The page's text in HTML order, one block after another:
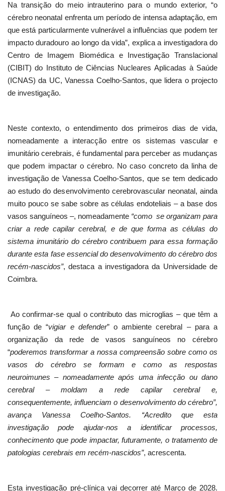
Na transição do meio intrauterino para o mundo exterior, “o
cérebro neonatal enfrenta um período de intensa adaptação, em
que está particularmente vulnerável a influências que podem ter
impacto duradouro ao longo da vida”, explica a investigadora do
Centro de Imagem Biomédica e Investigação Translacional
(CIBIT) do Instituto de Ciências Nucleares Aplicadas à Saúde
(ICNAS) da UC, Vanessa Coelho-Santos, que lidera o projecto
de investigação.
Neste contexto, o entendimento dos primeiros dias de vida,
nomeadamente a interacção entre os sistemas vascular e
imunitário cerebrais, é fundamental para perceber as mudanças
que podem impactar o cérebro. No caso concreto da linha de
investigação de Vanessa Coelho-Santos, que se tem dedicado
ao estudo do desenvolvimento cerebrovascular neonatal, ainda
muito pouco se sabe sobre as células endoteliais – a base dos
vasos sanguíneos –, nomeadamente “como se organizam para
criar a rede capilar cerebral, e de que forma as células do
sistema imunitário do cérebro contribuem para essa formação
durante esta fase essencial do desenvolvimento do cérebro dos
recém-nascidos”, destaca a investigadora da Universidade de
Coimbra.
Ao confirmar-se qual o contributo das microglias – que têm a
função de “vigiar e defender” o ambiente cerebral – para a
organização da rede de vasos sanguíneos no cérebro
“poderemos transformar a nossa compreensão sobre como os
vasos do cérebro se formam e como as respostas
neuroimunes – nomeadamente após uma infecção ou dano
cerebral – moldam a rede capilar cerebral e,
consequentemente, influenciam o desenvolvimento do cérebro”,
avança Vanessa Coelho-Santos. “Acredito que esta
investigação pode ajudar-nos a identificar processos,
conhecimento que pode impactar, futuramente, o tratamento de
patologias cerebrais em recém-nascidos”, acrescenta.
Esta investigação pré-clínica vai decorrer até Março de 2028.